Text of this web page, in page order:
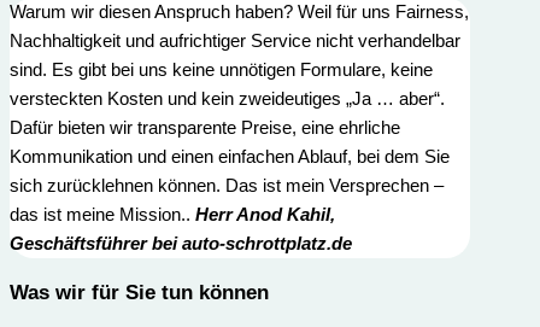
Warum wir diesen Anspruch haben? Weil für uns Fairness,
Nachhaltigkeit und aufrichtiger Service nicht verhandelbar
sind. Es gibt bei uns keine unnötigen Formulare, keine
versteckten Kosten und kein zweideutiges „Ja … aber“.
Dafür bieten wir transparente Preise, eine ehrliche
Kommunikation und einen einfachen Ablauf, bei dem Sie
sich zurücklehnen können. Das ist mein Versprechen –
das ist meine Mission.. HerrAnod Kahil,
Geschäftsführer bei auto-schrottplatz.de
Was wir für Sie tun können